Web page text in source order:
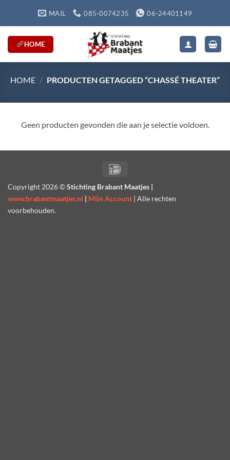
MAIL 085-0074235 06-24401149
HOME
HOME / PRODUCTEN GETAGGED “CHASSÉ THEATER”
Geen producten gevonden die aan je selectie voldoen.
Copyright 2026 ©Stichting Brabant Maatjes |
www.brabantmaatjes.nl | Mijn Account | Alle rechten
voorbehouden.